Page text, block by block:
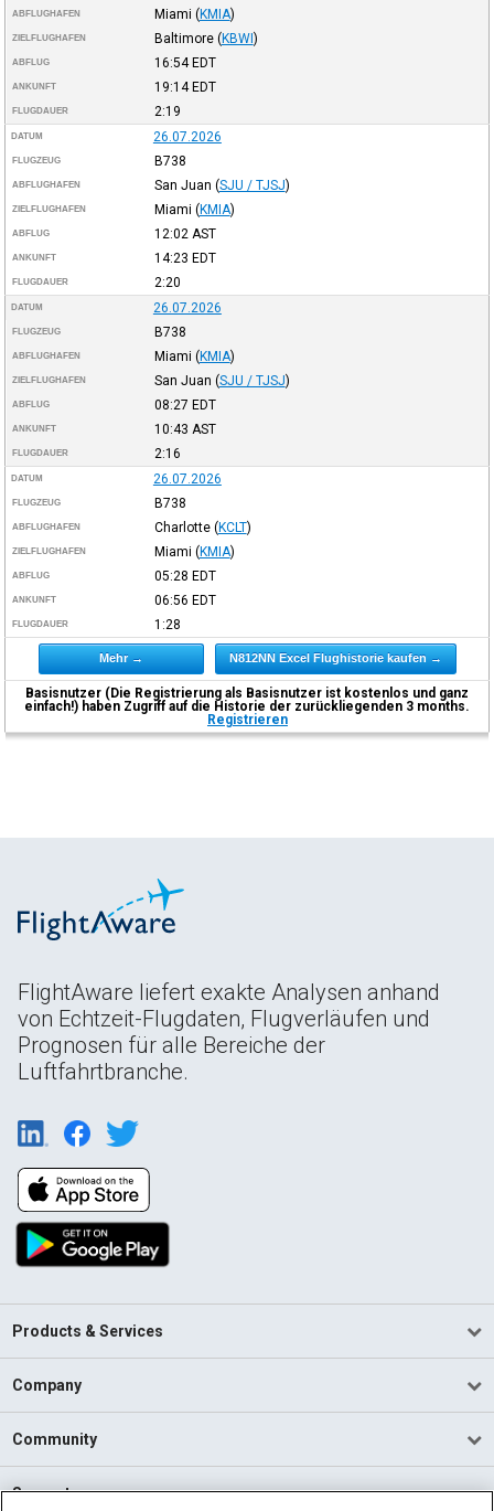
ABFLUGHAFEN Miami (KMIA)
ZIELFLUGHAFEN Baltimore (KBWI)
ABFLUG 16:54EDT
ANKUNFT 19:14EDT
FLUGDAUER 2:19
DATUM 26.07.2026
FLUGZEUG B738
ABFLUGHAFEN San Juan (SJU / TJSJ)
ZIELFLUGHAFEN Miami (KMIA)
ABFLUG 12:02 AST
ANKUNFT 14:23 EDT
FLUGDAUER 2:20
DATUM 26.07.2026
FLUGZEUG B738
ABFLUGHAFEN Miami (KMIA)
ZIELFLUGHAFEN San Juan (SJU / TJSJ)
ABFLUG 08:27 EDT
ANKUNFT 10:43 AST
FLUGDAUER 2:16
DATUM 26.07.2026
FLUGZEUG B738
ABFLUGHAFEN Charlotte (KCLT)
ZIELFLUGHAFEN Miami (KMIA)
ABFLUG 05:28 EDT
ANKUNFT 06:56 EDT
FLUGDAUER 1:28
Mehr → N812NN Excel Flughistorie kaufen →
Basisnutzer (Die Registrierung als Basisnutzer ist kostenlos und ganz
einfach!) haben Zugriff auf die Historie der zurückliegenden 3 months.
Registrieren
FlightAware liefert exakte Analysen anhand
von Echtzeit-Flugdaten, Flugverläufen und
Prognosen für alle Bereiche der
Luftfahrtbranche.
Products & Services
Company
Community
Support